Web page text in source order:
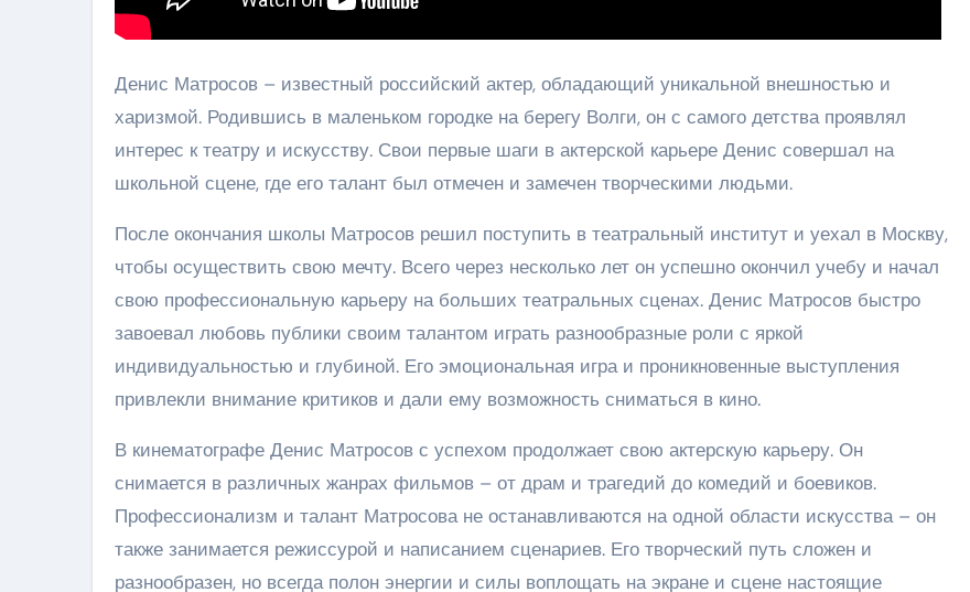
Денис Матросов – известный российский актер, обладающий уникальной внешностью и
харизмой. Родившись в маленьком городке на берегу Волги, он с самого детства проявлял
интерес к театру и искусству. Свои первые шаги в актерской карьере Денис совершал на
школьной сцене, где его талант был отмечен и замечен творческими людьми.
После окончания школы Матросов решил поступить в театральный институт и уехал в Москву,
чтобы осуществить свою мечту. Всего через несколько лет он успешно окончил учебу и начал
свою профессиональную карьеру на больших театральных сценах. Денис Матросов быстро
завоевал любовь публики своим талантом играть разнообразные роли с яркой
индивидуальностью и глубиной. Его эмоциональная игра и проникновенные выступления
привлекли внимание критиков и дали ему возможность сниматься в кино.
В кинематографе Денис Матросов с успехом продолжает свою актерскую карьеру. Он
снимается в различных жанрах фильмов – от драм и трагедий до комедий и боевиков.
Профессионализм и талант Матросова не останавливаются на одной области искусства – он
также занимается режиссурой и написанием сценариев. Его творческий путь сложен и
разнообразен, но всегда полон энергии и силы воплощать на экране и сцене настоящие